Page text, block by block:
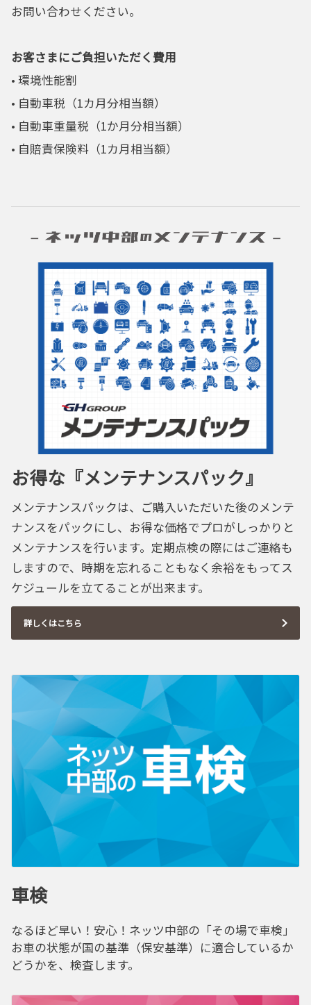
お問い合わせください。
お客さまにご負担いただく費用
• 環境性能割
• 自動車税（1カ月分相当額）
• 自動車重量税（1か月分相当額）
• 自賠責保険料（1カ月相当額）
お得な『メンテナンスパック』
メンテナンスパックは、ご購入いただいた後のメンテ
ナンスをパックにし、お得な価格でプロがしっかりと
メンテナンスを行います。定期点検の際にはご連絡も
しますので、時期を忘れることもなく余裕をもってス
ケジュールを立てることが出来ます。
詳しくはこちら
車検
なるほど早い！安心！ネッツ中部の「その場で車検」
お車の状態が国の基準（保安基準）に適合しているか
どうかを、検査します。